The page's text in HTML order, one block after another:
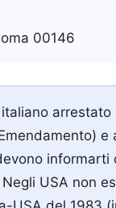
00146
e
USA non